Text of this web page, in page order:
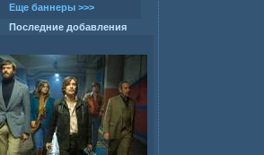
Еще баннеры >>>
Последние добавления